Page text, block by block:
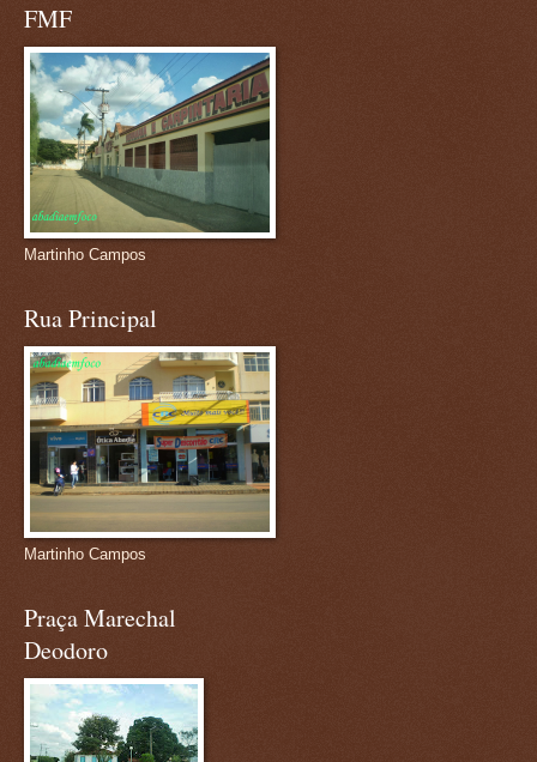
FMF
Martinho Campos
Rua Principal
Martinho Campos
Praça Marechal
Deodoro